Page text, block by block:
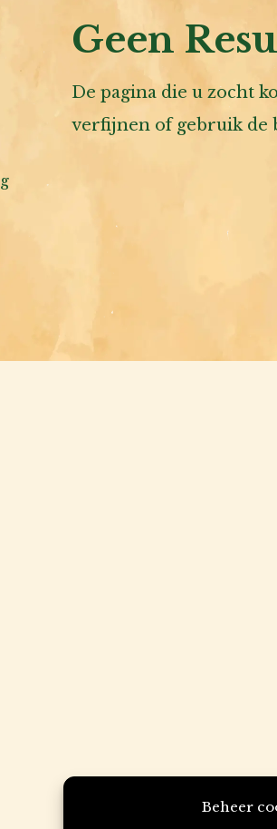
Beheer
Geen
De pagina die u zocht
verfijnen of gebruik de